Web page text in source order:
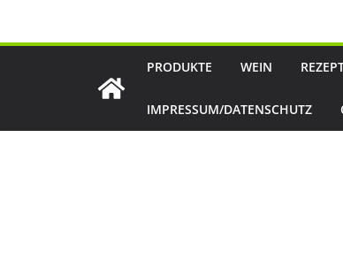
PRODUKTE WEIN
IMPRESSUM/DATENSCHUTZ